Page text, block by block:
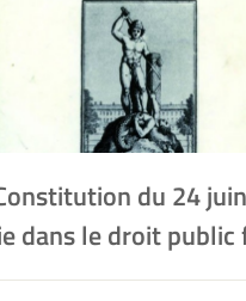
du 24
dans le droit public